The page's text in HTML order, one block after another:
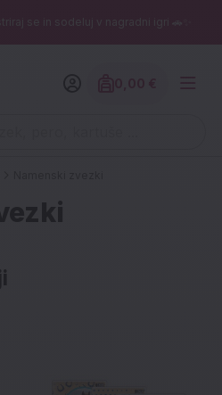
se in sodeluj v nagradni igri 🚗✨
pero, kartuše ...)
Znesek